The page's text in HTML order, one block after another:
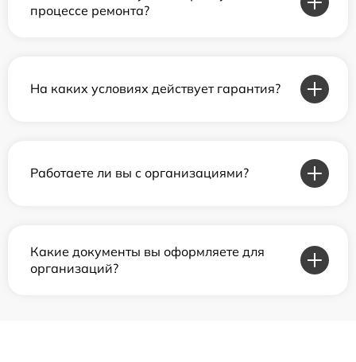
процессе ремонта?
На каких условиях действует гарантия?
Работаете ли вы с организациями?
Какие документы вы оформляете для
организаций?